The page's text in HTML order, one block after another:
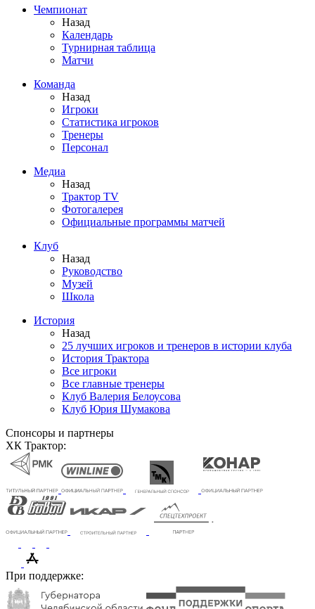
Чемпионат
Назад
Календарь
Турнирная таблица
Матчи
Команда
Назад
Игроки
Статистика игроков
Тренеры
Персонал
Медиа
Назад
Трактор TV
Фотогалерея
Официальные программы матчей
Клуб
Назад
Руководство
Музей
Школа
История
Назад
25 лучших игроков и тренеров в истории клуба
История Трактора
Все игроки
Все главные тренеры
Клуб Валерия Белоусова
Клуб Юрия Шумакова
Спонсоры и партнеры
ХК Трактор:
При поддержке: